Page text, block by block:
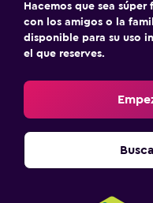
Hacemos que sea
con los amigos o la
disponible para su uso
el que reserves.